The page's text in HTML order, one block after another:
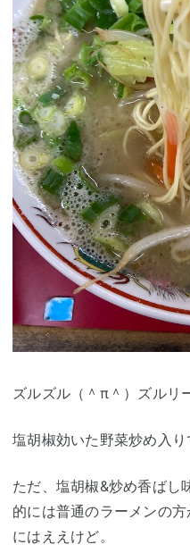
ズルズル（＾π＾）ズルリ
塩胡椒効いた野菜炒め入り
ただ、塩胡椒&炒め香ばし
的には普通のラーメンの
にはええけど。